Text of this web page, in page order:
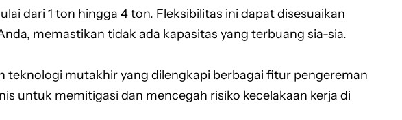
dari 1 ton hingga 4 ton. Fleksibilitas ini dapat disesuaikan
memastikan tidak ada kapasitas yang terbuang sia-sia.
teknologi mutakhir yang dilengkapi berbagai fitur pengereman
untuk memitigasi dan mencegah risiko kecelakaan kerja di